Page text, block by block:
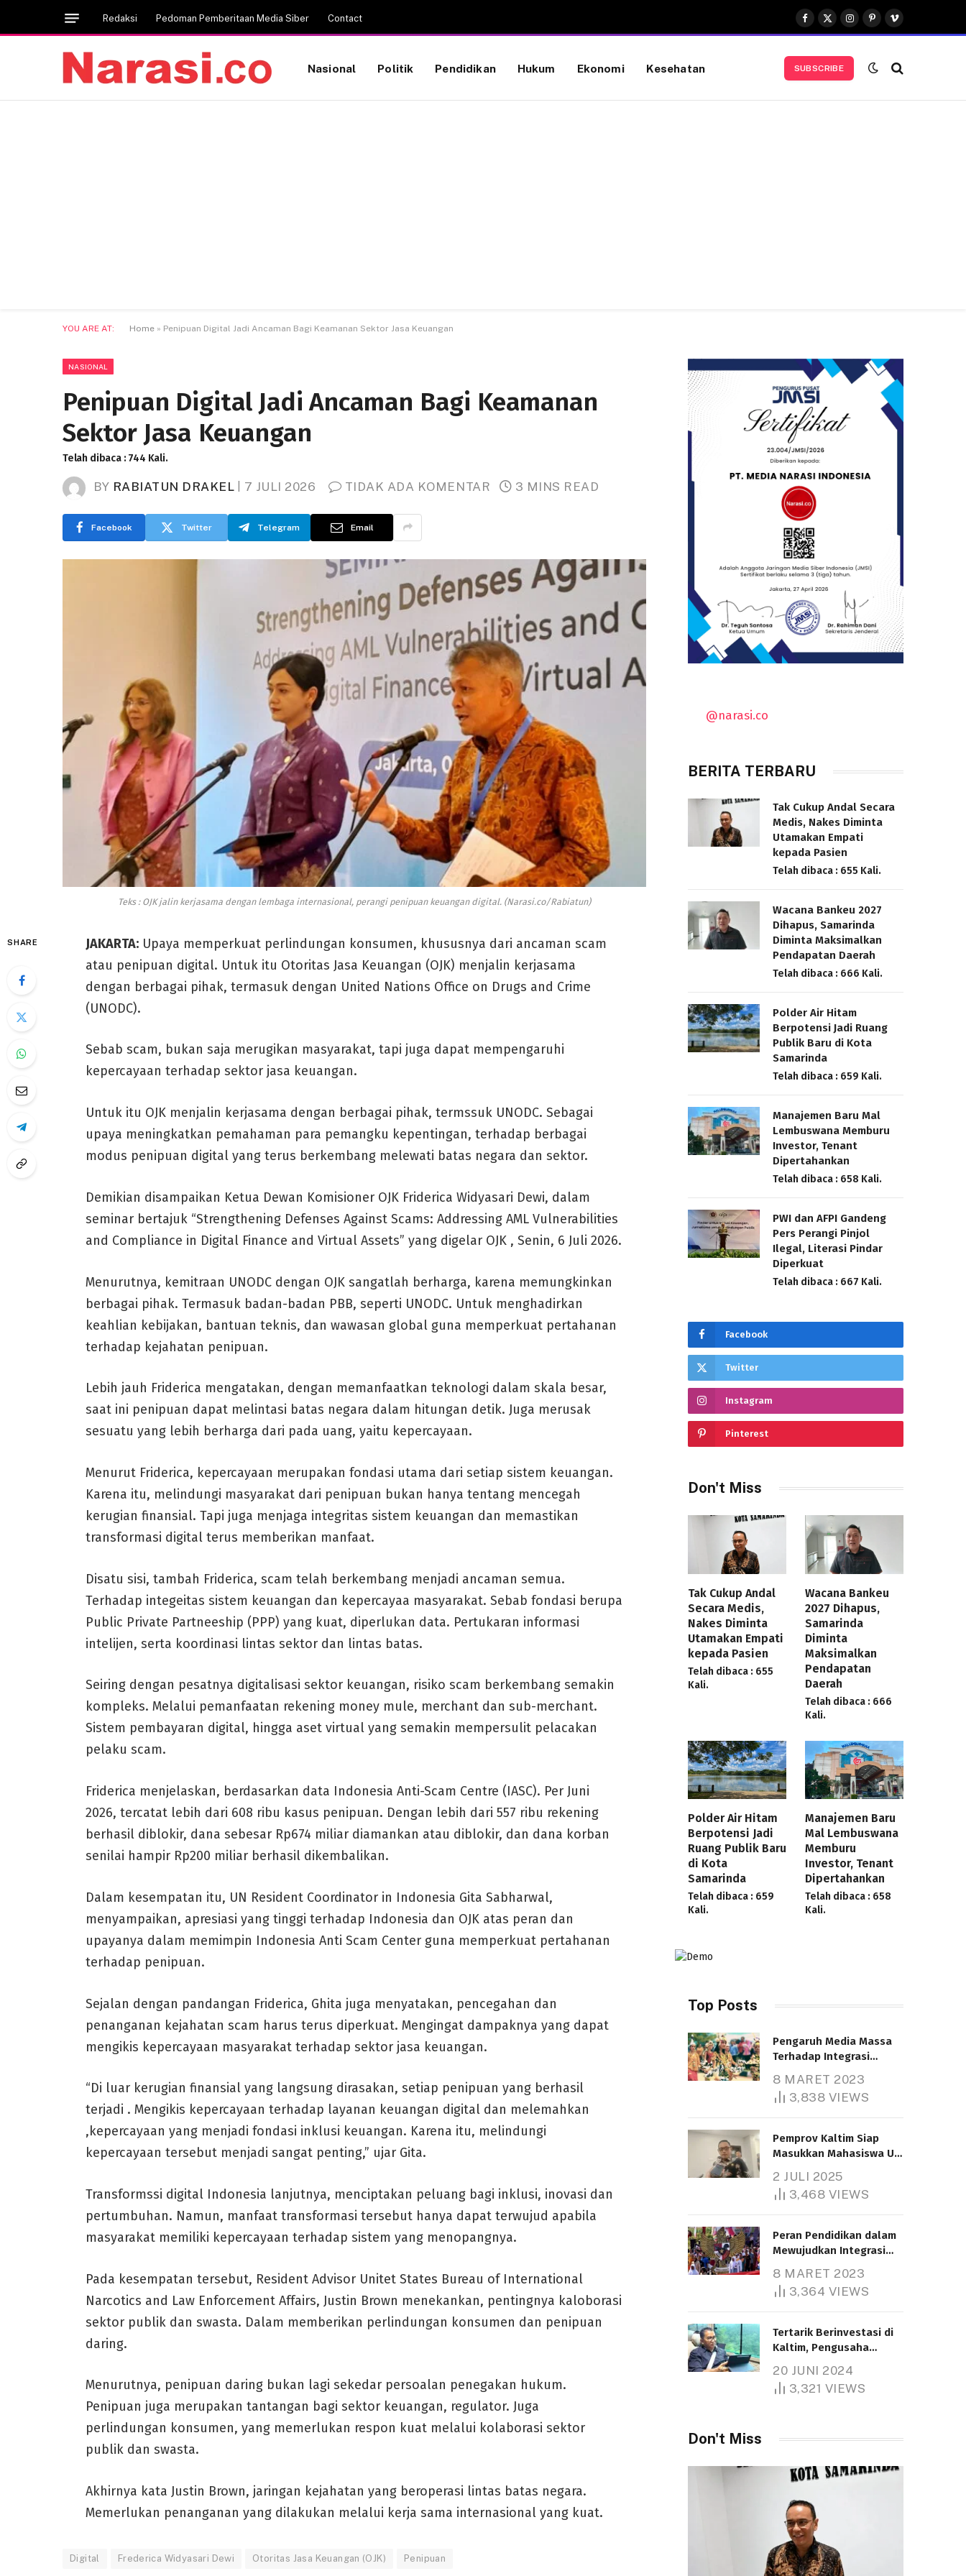
Redaksi Pedoman Pemberitaan Media Siber Contact
Facebook
X
(Twitter)
Instagram
Pinterest
Vimeo
Nasional Politik Pendidikan Hukum Ekonomi Kesehatan SUBSCRIBE
YOU ARE AT: Home » Penipuan Digital Jadi Ancaman Bagi Keamanan Sektor Jasa Keuangan
NASIONAL
Penipuan Digital Jadi Ancaman Bagi Keamanan
Sektor Jasa Keuangan
Telah dibaca : 744 Kali.
BY RABIATUN DRAKEL 7 JULI 2026 TIDAK ADA KOMENTAR 3 MINS READ
Facebook Twitter Telegram Email
Teks : OJK jalin kerjasama dengan lembaga internasional, perangi penipuan keuangan digital. (Narasi.co/Rabiatun)
SHARE JAKARTA:Upaya memperkuat perlindungan konsumen, khususnya dari ancaman scam
atau penipuan digital. Untuk itu Otoritas Jasa Keuangan (OJK) menjalin kerjasama
dengan berbagai pihak, termasuk dengan United Nations Office on Drugs and Crime
(UNODC).
Sebab scam, bukan saja merugikan masyarakat, tapi juga dapat mempengaruhi
kepercayaan terhadap sektor jasa keuangan.
Untuk itu OJK menjalin kerjasama dengan berbagai pihak, termssuk UNODC. Sebagai
upaya meningkatkan pemahaman para pemangku kepentingan, terhadap berbagai
modus penipuan digital yang terus berkembang melewati batas negara dan sektor.
Demikian disampaikan Ketua Dewan Komisioner OJK Friderica Widyasari Dewi, dalam
seminar bertajuk “Strengthening Defenses Against Scams: Addressing AML Vulnerabilities
and Compliance in Digital Finance and Virtual Assets” yang digelar OJK , Senin, 6 Juli 2026.
Menurutnya, kemitraan UNODC dengan OJK sangatlah berharga, karena memungkinkan
berbagai pihak. Termasuk badan-badan PBB, seperti UNODC. Untuk menghadirkan
keahlian kebijakan, bantuan teknis, dan wawasan global guna memperkuat pertahanan
terhadap kejahatan penipuan.
Lebih jauh Friderica mengatakan, dengan memanfaatkan teknologi dalam skala besar,
saat ini penipuan dapat melintasi batas negara dalam hitungan detik. Juga merusak
sesuatu yang lebih berharga dari pada uang, yaitu kepercayaan.
Menurut Friderica, kepercayaan merupakan fondasi utama dari setiap sistem keuangan.
Karena itu, melindungi masyarakat dari penipuan bukan hanya tentang mencegah
kerugian finansial. Tapi juga menjaga integritas sistem keuangan dan memastikan
transformasi digital terus memberikan manfaat.
Disatu sisi, tambah Friderica, scam telah berkembang menjadi ancaman semua.
Terhadap integeitas sistem keuangan dan kepercayaa masyarakat. Sebab fondasi berupa
Public Private Partneeship (PPP) yang kuat, diperlukan data. Pertukaran informasi
intelijen, serta koordinasi lintas sektor dan lintas batas.
Seiring dengan pesatnya digitalisasi sektor keuangan, risiko scam berkembang semakin
kompleks. Melalui pemanfaatan rekening money mule, merchant dan sub-merchant.
Sistem pembayaran digital, hingga aset virtual yang semakin mempersulit pelacakan
pelaku scam.
Friderica menjelaskan, berdasarkan data Indonesia Anti-Scam Centre (IASC). Per Juni
2026, tercatat lebih dari 608 ribu kasus penipuan. Dengan lebih dari 557 ribu rekening
berhasil diblokir, dana sebesar Rp674 miliar diamankan atau diblokir, dan dana korban
senilai hampir Rp200 miliar berhasil dikembalikan.
Dalam kesempatan itu, UN Resident Coordinator in Indonesia Gita Sabharwal,
menyampaikan, apresiasi yang tinggi terhadap Indonesia dan OJK atas peran dan
upayanya dalam memimpin Indonesia Anti Scam Center guna memperkuat pertahanan
terhadap penipuan.
Sejalan dengan pandangan Friderica, Ghita juga menyatakan, pencegahan dan
penanganan kejahatan scam harus terus diperkuat. Mengingat dampaknya yang dapat
mengikis kepercayaan masyarakat terhadap sektor jasa keuangan.
“Di luar kerugian finansial yang langsung dirasakan, setiap penipuan yang berhasil
terjadi . Mengikis kepercayaan terhadap layanan keuangan digital dan melemahkan
,kepercayaan yang menjadi fondasi inklusi keuangan. Karena itu, melindungi
kepercayaan tersebut menjadi sangat penting,” ujar Gita.
Transformssi digital Indonesia lanjutnya, menciptakan peluang bagi inklusi, inovasi dan
pertumbuhan. Namun, manfaat transformasi tersebut hanya dapat terwujud apabila
masyarakat memiliki kepercayaan terhadap sistem yang menopangnya.
Pada kesempatan tersebut, Resident Advisor Unitet States Bureau of International
Narcotics and Law Enforcement Affairs, Justin Brown menekankan, pentingnya kaloborasi
sektor publik dan swasta. Dalam memberikan perlindungan konsumen dan penipuan
daring.
Menurutnya, penipuan daring bukan lagi sekedar persoalan penegakan hukum.
Penipuan juga merupakan tantangan bagi sektor keuangan, regulator. Juga
perlindungan konsumen, yang memerlukan respon kuat melalui kolaborasi sektor
publik dan swasta.
Akhirnya kata Justin Brown, jaringan kejahatan yang beroperasi lintas batas negara.
Memerlukan penanganan yang dilakukan melalui kerja sama internasional yang kuat.
Digital Frederica Widyasari Dewi Otoritas Jasa Keuangan (OJK) Penipuan
@narasi.co
BERITA TERBARU
Tak Cukup Andal Secara
Medis, Nakes Diminta
Utamakan Empati
kepada Pasien
Telah dibaca : 655 Kali.
Wacana Bankeu 2027
Dihapus, Samarinda
Diminta Maksimalkan
Pendapatan Daerah
Telah dibaca : 666 Kali.
Polder Air Hitam
Berpotensi Jadi Ruang
Publik Baru di Kota
Samarinda
Telah dibaca : 659 Kali.
Manajemen Baru Mal
Lembuswana Memburu
Investor, Tenant
Dipertahankan
Telah dibaca : 658 Kali.
PWI dan AFPI Gandeng
Pers Perangi Pinjol
Ilegal, Literasi Pindar
Diperkuat
Telah dibaca : 667 Kali.
Facebook
Twitter
Instagram
Pinterest
Don't Miss
Tak Cukup Andal
Secara Medis,
Nakes Diminta
Utamakan Empati
kepada Pasien
Telah dibaca : 655
Kali.
Wacana Bankeu
2027 Dihapus,
Samarinda
Diminta
Maksimalkan
Pendapatan
Daerah
Telah dibaca : 666
Kali.
Polder Air Hitam
Berpotensi Jadi
Ruang Publik Baru
di Kota
Samarinda
Telah dibaca : 659
Kali.
Manajemen Baru
Mal Lembuswana
Memburu
Investor, Tenant
Dipertahankan
Telah dibaca : 658
Kali.
Top Posts
Pengaruh Media Massa
Terhadap Integrasi
Telah dibaca : 4.611 Kali.
8 MARET 2023
3,838 VIEWS
Pemprov Kaltim Siap
Masukkan Mahasiswa UT
Bantuan Pendidikan
Gratispol
2 JULI 2025
3,468 VIEWS
Peran Pendidikan dalam
Mewujudkan Integrasi
Telah dibaca : 5.266 Kali.
8 MARET 2023
3,364 VIEWS
Tertarik Berinvestasi di
Kaltim, Pengusaha
1.000 Hektare
Telah dibaca : 1.286 Kali.
20 JUNI 2024
3,321 VIEWS
Don't Miss